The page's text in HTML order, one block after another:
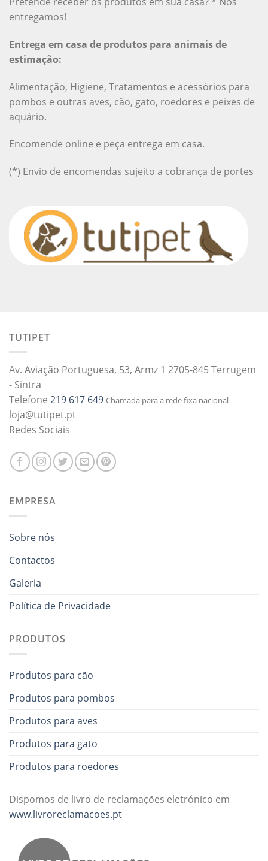
entregamos!
Entrega em casa de produtos para animais de
estimação:
Alimentação, Higiene, Tratamentos e acessórios para
pombos e outras aves, cão, gato, roedores e peixes de
aquário.
Encomende online e peça entrega em casa.
(*) Envio de encomendas sujeito a cobrança de portes
TUTIPET
Av. Aviação Portuguesa, 53, Armz 1 2705-845 Terrugem
- Sintra
Telefone 219 617 649 Chamada para a rede fixa nacional
loja@tutipet.pt
Redes Sociais
EMPRESA
Sobre nós
Contactos
Galeria
Política de Privacidade
PRODUTOS
Produtos para cão
Produtos para pombos
Produtos para aves
Produtos para gato
Produtos para roedores
Dispomos de livro de reclamações eletrónico em
www.livroreclamacoes.pt